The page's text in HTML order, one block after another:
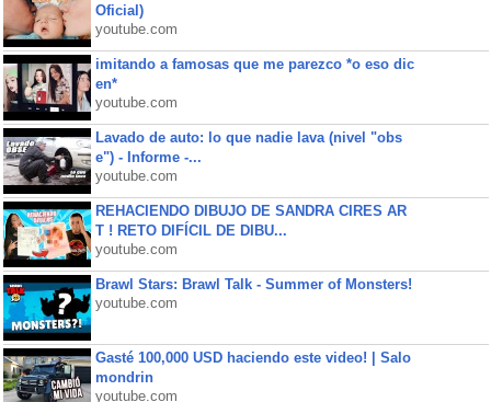
Oficial)
youtube.com
imitando a famosas que me parezco *o eso dic
en*
youtube.com
Lavado de auto: lo que nadie lava (nivel "obs
e") - Informe -...
youtube.com
REHACIENDO DIBUJO DE SANDRA CIRES AR
T ! RETO DIFÍCIL DE DIBU...
youtube.com
Brawl Stars: Brawl Talk - Summer of Monsters!
youtube.com
Gasté 100,000 USD haciendo este video! | Salo
mondrin
youtube.com